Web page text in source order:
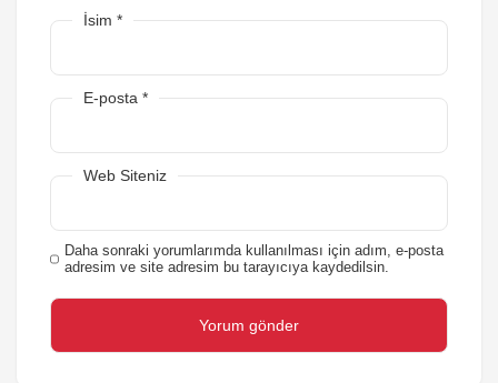
İsim *
E-posta *
Web Siteniz
Daha sonraki yorumlarımda kullanılması için adım, e-posta
adresim ve site adresim bu tarayıcıya kaydedilsin.